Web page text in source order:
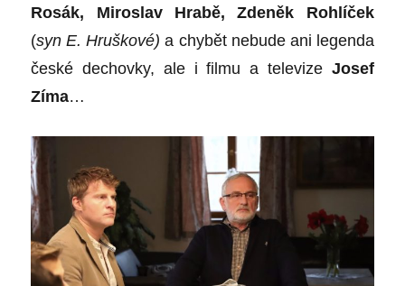
Rosák, Miroslav Hrabě, Zdeněk Rohlíček
(syn E. Hruškové) a chybět nebude ani legenda
českédechovky, ale i filmu a televize Josef
Zíma…